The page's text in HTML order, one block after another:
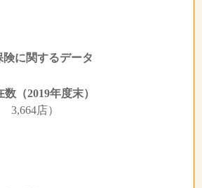
保険に関するデータ
数（2019年度末）
店）